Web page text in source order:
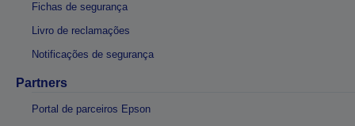
Fichas de segurança
Livro de reclamações
Notificações de segurança
Partners
Portal de parceiros Epson